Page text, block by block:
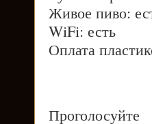
Живое пиво:
WiFi: есть
Оплата